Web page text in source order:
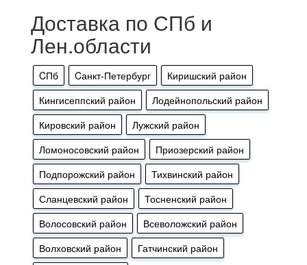
Доставка по СПб и
Лен.области
CПб Cанкт-Петербург
Киришский район
Кингисеппский район
Лодейнопольский район
Кировский район
Лужский район
Ломоносовский район
Приозерский район
Подпорожский район
Тихвинский район
Сланцевский район
Тосненский район
Волосовский район
Всеволожский район
Волховский район
Гатчинский район